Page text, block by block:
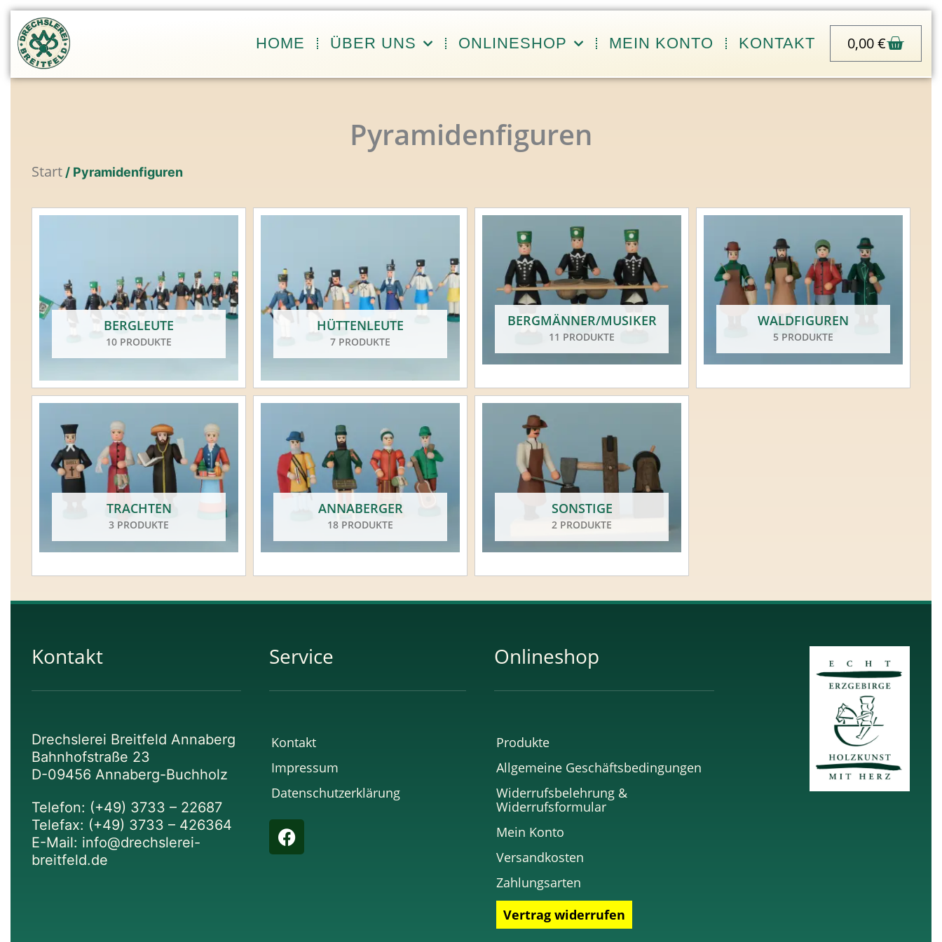
Zum
Inhalt
springen
HOME ÜBER UNS ONLINESHOP MEIN KONTO KONTAKT 0,00€
Pyramidenfiguren
Start/ Pyramidenfiguren
BERGLEUTE
10 PRODUKTE
HÜTTENLEUTE
7 PRODUKTE
BERGMÄNNER/MUSIKER
11 PRODUKTE
WALDFIGUREN
5 PRODUKTE
TRACHTEN
3 PRODUKTE
ANNABERGER
18 PRODUKTE
SONSTIGE
2 PRODUKTE
Kontakt
Drechslerei Breitfeld Annaberg
Bahnhofstraße 23
D-09456 Annaberg-Buchholz
Telefon: (+49) 3733 – 22687
Telefax: (+49) 3733 – 426364
E-Mail: info@drechslerei-
breitfeld.de
Service
Kontakt
Impressum
Datenschutzerklärung
F
a
c
Onlineshop
Produkte
Allgemeine Geschäftsbedingungen
Widerrufsbelehrung &
Widerrufsformular
Mein Konto
Versandkosten
Zahlungsarten
Vertrag widerrufen